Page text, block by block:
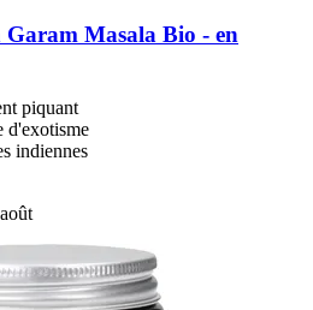
Garam Masala Bio -​ en
piquant
d'exotisme
indiennes